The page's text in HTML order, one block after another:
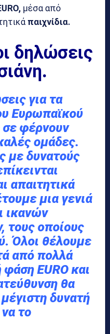
μέσα από
παιχνίδια.
δηλώσεις
για τα
Ευρωπαϊκού
φέρνουν
ομάδες.
με δυνατούς
απαιτητικά
μια γενιά
ικανών
τους οποίους
Όλοι θέλουμε
από πολλά
φάση EURO και
θα
δυνατή
το